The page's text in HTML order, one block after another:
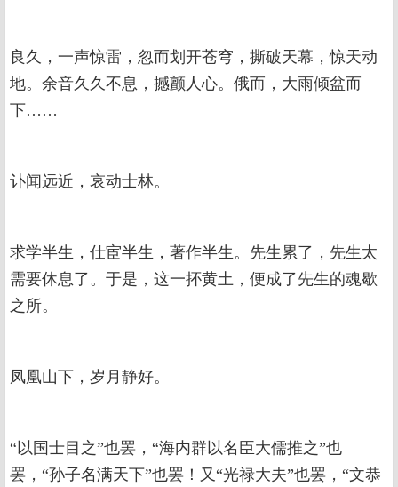
良久，一声惊雷，忽而划开苍穹，撕破天幕，惊天动
地。余音久久不息，撼颤人心。俄而，大雨倾盆而
下……
讣闻远近，哀动士林。
求学半生，仕宦半生，著作半生。先生累了，先生太
需要休息了。于是，这一抔黄土，便成了先生的魂歇
之所。
凤凰山下，岁月静好。
“以国士目之”也罢，“海内群以名臣大儒推之”也
罢，“孙子名满天下”也罢！又“光禄大夫”也罢，“文恭